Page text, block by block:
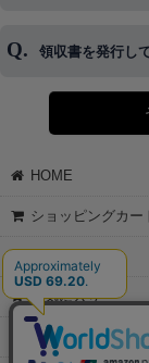
◆商品発送前の変
さい。
領収書を発行し
◆領収書はご希
【これからご注文
STEP2「お届け
願いします。
②宛名（空欄は上
③但し書き（空欄
【すでにご注文
①お電話・メー
HOME
ショッピングカー
お気に入り
特定商取引法表示